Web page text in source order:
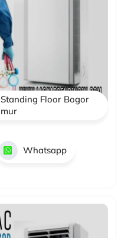
Floor Bogor
Whatsapp